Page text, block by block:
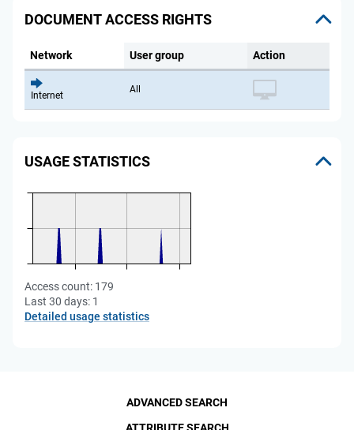
DOCUMENT ACCESS RIGHTS
Network User group Action
Internet
All
USAGE STATISTICS
Access count: 179
Last 30 days: 1
Detailed usage statistics
ADVANCED SEARCH